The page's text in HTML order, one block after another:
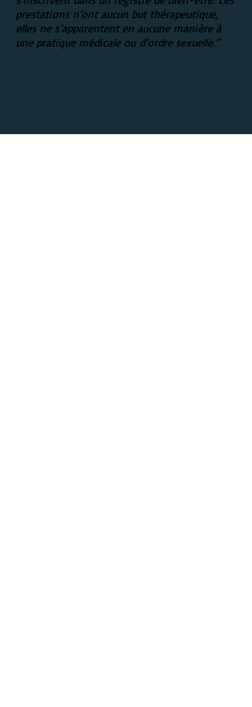
prestations n’ont aucun but thérapeutique,
elles ne s’apparentent en aucune manière à
une pratique médicale ou d’ordre sexuelle.”